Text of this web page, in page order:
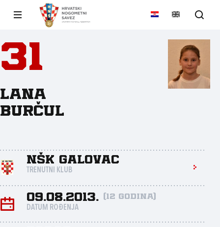
31
Lana
Burčul
NŠK Galovac
TRENUTNI KLUB
09.08.2013. (12 godina)
DATUM ROĐENJA